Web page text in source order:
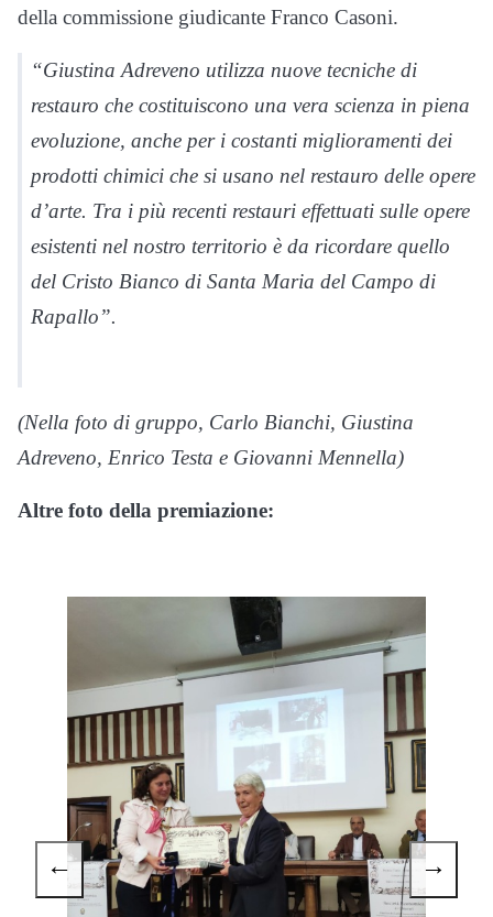
della commissione giudicante Franco Casoni.
“Giustina Adreveno utilizza nuove tecniche di
restauro che costituiscono una vera scienza in piena
evoluzione, anche per i costanti miglioramenti dei
prodotti chimici che si usano nel restauro delle opere
d’arte. Tra i più recenti restauri effettuati sulle opere
esistenti nel nostro territorio è da ricordare quello
del Cristo Bianco di Santa Maria del Campo di
Rapallo”.
(Nella foto di gruppo, Carlo Bianchi, Giustina
Adreveno, Enrico Testa e Giovanni Mennella)
Altre foto della premiazione:
GUARDA LA GALLERY (4 foto)
← →